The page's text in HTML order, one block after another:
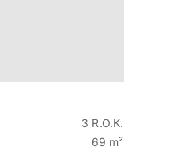
3 R.O.K.
69 m²